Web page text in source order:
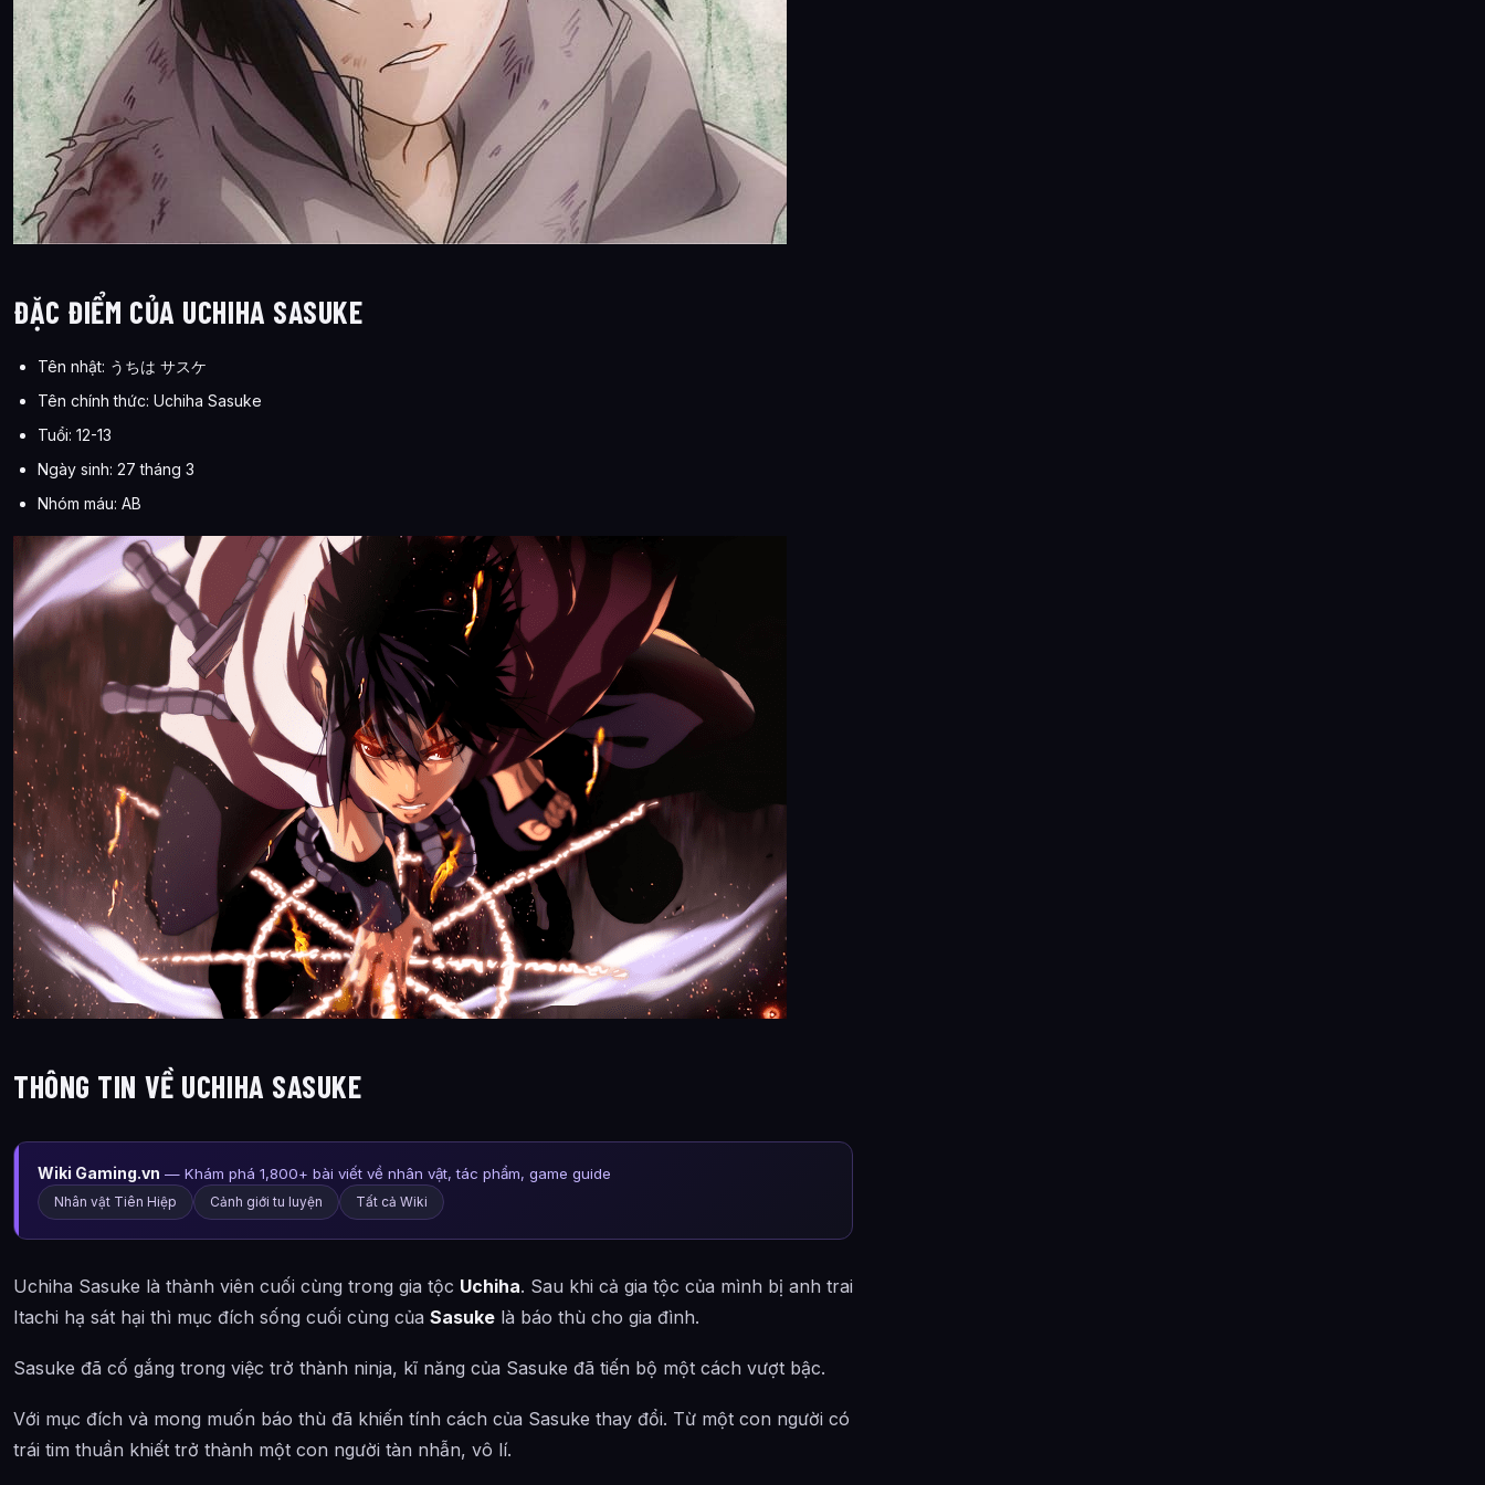
ĐẶC ĐIỂM CỦA UCHIHA SASUKE
Tên nhật: うちは サスケ
Tên chính thức: Uchiha Sasuke
Tuổi: 12-13
Ngày sinh: 27 tháng 3
Nhóm máu: AB
THÔNG TIN VỀ UCHIHA SASUKE
Wiki Gaming.vn — Khám phá 1,800+ bài viết về nhân vật, tác phẩm, game guide
Nhân vật Tiên Hiệp Cảnh giới tu luyện Tất cả Wiki
Uchiha Sasuke là thành viên cuối cùng trong gia tộc Uchiha. Sau khi cả gia tộc của mình bị anh trai
Itachi hạ sát hại thì mục đích sống cuối cùng của Sasuke là báo thù cho gia đình.
Sasuke đã cố gắng trong việc trở thành ninja, kĩ năng của Sasuke đã tiến bộ một cách vượt bậc.
Với mục đích và mong muốn báo thù đã khiến tính cách của Sasuke thay đổi. Từ một con người có
trái tim thuần khiết trở thành một con người tàn nhẫn, vô lí.